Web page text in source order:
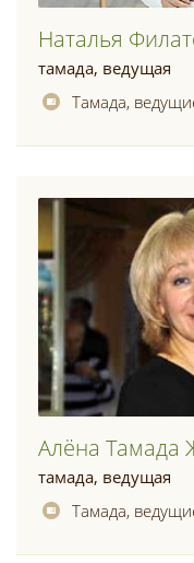
Наталья
тамада, ведущая
Тамада,
Алёна Тамада
тамада, ведущая
Тамада,